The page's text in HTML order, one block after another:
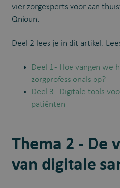
vier zorgexperts voor aan
Qnioun.
Deel 2 lees je in dit artikel.
Deel 1 - Hoe vangen we
zorgprofessionals op?
Deel 3 - Digitale tools
patiënten
Thema 2 - De
van digitale